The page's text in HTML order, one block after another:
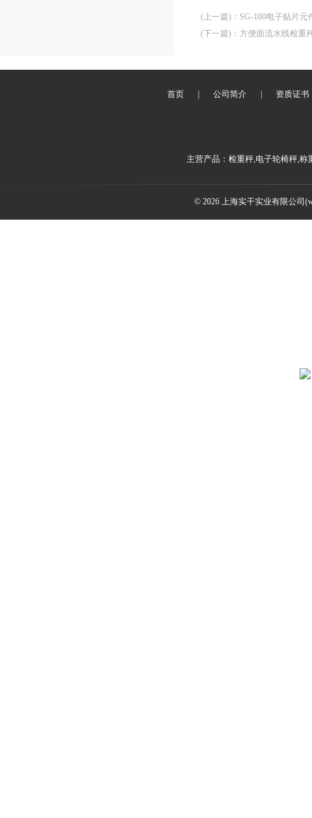
(上一篇) ： SG-100电子贴片
(下一篇) ： 方便面流水线检重
首页 公司简介 资质证书
主营产品：检重秤,电子轮椅秤,
© 2026 上海实干实业有限公司